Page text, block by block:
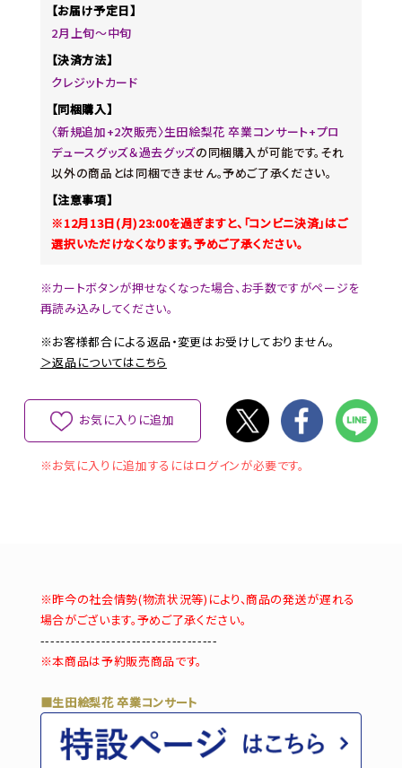
【お届け予定日】
2月上旬～中旬
【決済方法】
クレジットカード
【同梱購入】
〈新規追加+2次販売〉生田絵梨花 卒業コンサート+プロ
デュースグッズ＆過去グッズの同梱購入が可能です。それ
以外の商品とは同梱できません。予めご了承ください。
【注意事項】
※12月13日(月)23:00を過ぎますと、「コンビニ決済」はご
選択いただけなくなります。予めご了承ください。
※カートボタンが押せなくなった場合、お手数ですがページを
再読み込みしてください。
※お客様都合による返品・変更はお受けしておりません。
＞返品についてはこちら
お気に入りに追加
※お気に入りに追加するにはログインが必要です。
※昨今の社会情勢(物流状況等)により、商品の発送が遅れる
場合がございます。予めご了承ください。
-----------------------------------
※本商品は予約販売商品です。
■生田絵梨花 卒業コンサート